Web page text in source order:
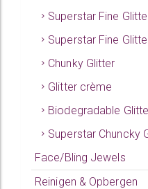
Superstar Fine
Superstar Fine
Chunky Glitter
Glitter crème
Biodegradable
Superstar Chuncky
Face/Bling Jewels
Reinigen & Opbergen